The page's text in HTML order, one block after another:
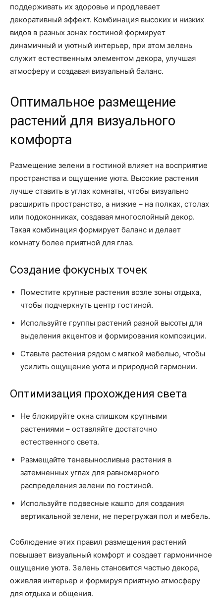
поддерживать их здоровье и продлевает
декоративный эффект. Комбинация высоких и низких
видов в разных зонах гостиной формирует
динамичный и уютный интерьер, при этом зелень
служит естественным элементом декора, улучшая
атмосферу и создавая визуальный баланс.
Оптимальное размещение
растений для визуального
комфорта
Размещение зелени в гостиной влияет на восприятие
пространства и ощущение уюта. Высокие растения
лучше ставить в углах комнаты, чтобы визуально
расширить пространство, а низкие – на полках, столах
или подоконниках, создавая многослойный декор.
Такая комбинация формирует баланс и делает
комнату более приятной для глаз.
Создание фокусных точек
Поместите крупные растения возле зоны отдыха,
чтобы подчеркнуть центр гостиной.
Используйте группы растений разной высоты для
выделения акцентов и формирования композиции.
Ставьте растения рядом с мягкой мебелью, чтобы
усилить ощущение уюта и природной гармонии.
Оптимизация прохождения света
Не блокируйте окна слишком крупными
растениями – оставляйте достаточно
естественного света.
Размещайте теневыносливые растения в
затемненных углах для равномерного
распределения зелени по гостиной.
Используйте подвесные кашпо для создания
вертикальной зелени, не перегружая пол и мебель.
Соблюдение этих правил размещения растений
повышает визуальный комфорт и создает гармоничное
ощущение уюта. Зелень становится частью декора,
оживляя интерьер и формируя приятную атмосферу
для отдыха и общения.